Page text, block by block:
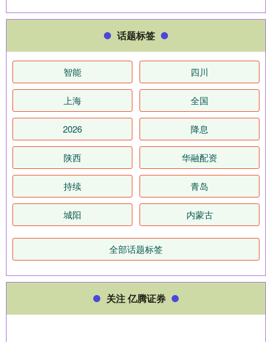
话题标签
智能 四川
上海 全国
2026 降息
陕西 华融配资
持续 青岛
城阳 内蒙古
全部话题标签
关注 亿腾证券